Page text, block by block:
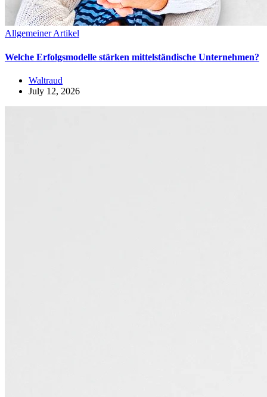
Allgemeiner Artikel
Welche Erfolgsmodelle stärken mittelständische Unternehmen?
Waltraud
July 12, 2026